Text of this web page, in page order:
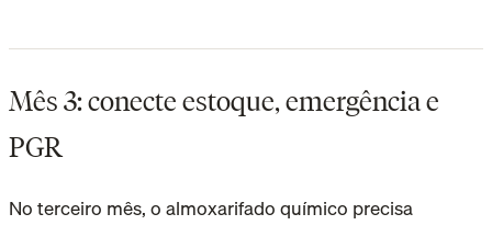
Mês 3: conecte estoque, emergência e
PGR
No terceiro mês, o almoxarifado químico precisa